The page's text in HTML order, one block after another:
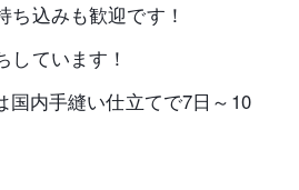
ち込みも歓迎です！
しています！
国内手縫い仕立てで7日～10